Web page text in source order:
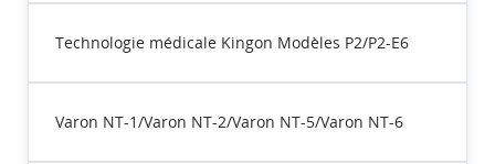
Technologie médicale Kingon Modèles P2/P2-E6
Varon NT-1/Varon NT-2/Varon NT-5/Varon NT-6